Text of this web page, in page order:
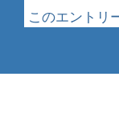
このエントリ